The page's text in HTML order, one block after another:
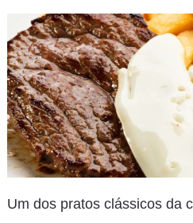
Um dos pratos clássicos da